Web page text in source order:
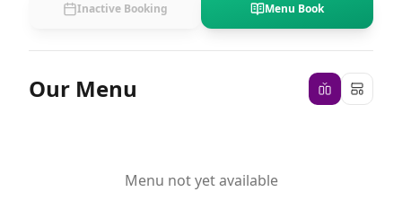
Inactive Booking Menu Book
Our Menu
Menu not yet available